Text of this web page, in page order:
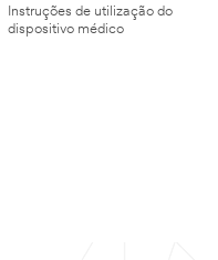
Instruções de utilização do
dispositivo médico